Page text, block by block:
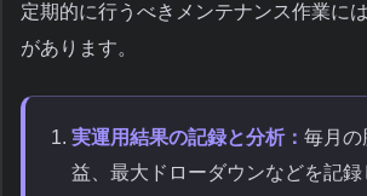
定期的に行うべきメンテナンス作業に
があります。
実運用結果の記録と分析： 毎月の
益、最大ドローダウンなどを記